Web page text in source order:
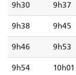
9h30 9h37
9h38 9h45
9h46 9h53
9h54 10h01